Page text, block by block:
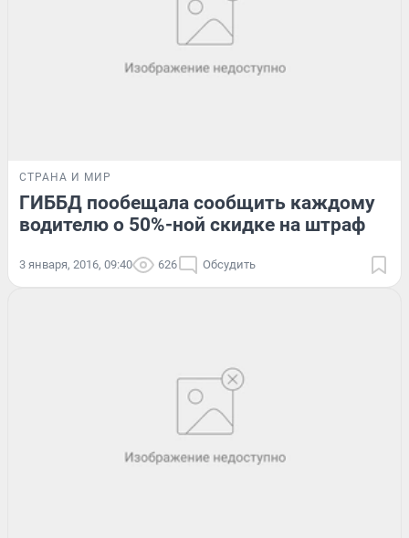
СТРАНА И МИР
ГИББД пообещала сообщить каждому
водителю о 50%-ной скидке на штраф
3 января, 2016, 09:40 626 Обсудить